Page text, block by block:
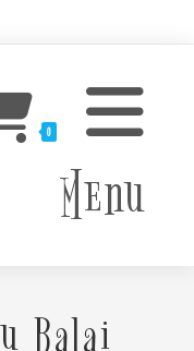
0
Menu